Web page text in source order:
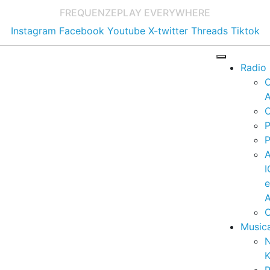
FREQUENZEPLAY EVERYWHERE
Instagram Facebook Youtube X-twitter Threads Tiktok
Radio
e